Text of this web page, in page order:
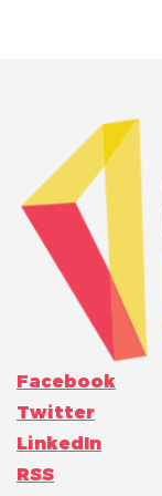
Facebook
Twitter
LinkedIn
RSS